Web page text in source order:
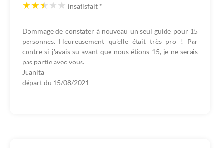
insatisfait *
Dommage de constater à nouveau un seul guide pour 15
personnes. Heureusement qu'elle était très pro ! Par
contre si j'avais su avant que nous étions 15, je ne serais
pas partie avec vous.
Juanita
départ du 15/08/2021